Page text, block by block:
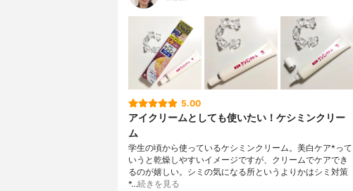
5.00
アイクリームとしても使いたい！ケシミンクリー
ム
学生の頃から使っているケシミンクリーム。美白ケア*って
いうと乾燥しやすいイメージですが、クリームでケアでき
るのが嬉しい。シミの気になる所というよりかはシミ対策
*…続きを見る